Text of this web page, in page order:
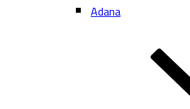
Adana